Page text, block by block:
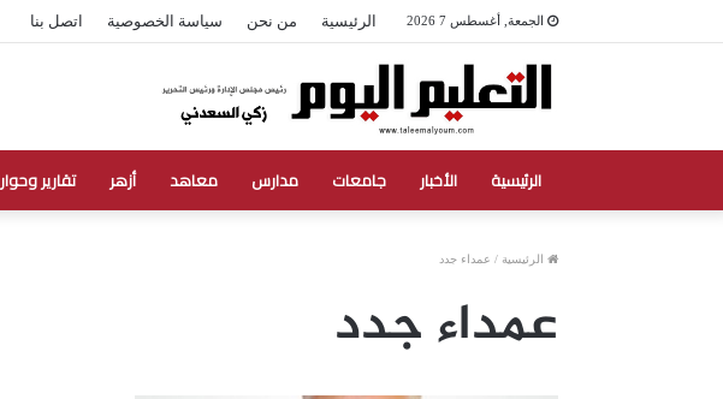
الجمعة, أغسطس 7 2026 الرئيسية من نحن سياسة الخصوصية اتصل بنا
الرئيسية الأخبار جامعات مدارس معاهد أزهر تقارير
الرئيسية / عمداء جدد
عمداء جدد